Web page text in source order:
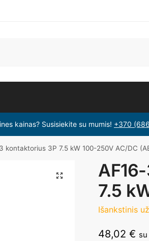
kainas? Susisiekite su mumis! +370
kontaktorius 3P 7.5 kW 100-250V AC/DC
7.5
Išankstinis
48,02€ su